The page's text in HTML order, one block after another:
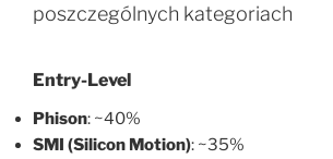
poszczególnych kategoriach
Entry-Level
Phison: ~40%
SMI (Silicon Motion): ~35%